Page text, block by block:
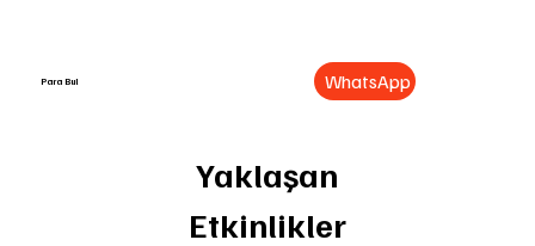
Para Bul WhatsApp
Yaklaşan
Etkinlikler